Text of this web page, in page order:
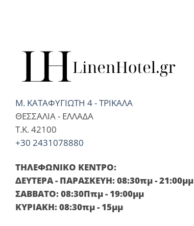
Μ. ΚΑΤΑΦΥΓΙΩΤΗ 4 - ΤΡΙΚΑΛΑ
ΘΕΣΣΑΛΙΑ - ΕΛΛΑΔΑ
T.K. 42100
+30 2431078880
ΤΗΛΕΦΩΝΙΚΟ ΚΕΝΤΡΟ:
ΔΕΥΤΕΡΑ - ΠΑΡΑΣΚΕΥΗ: 08:30πμ - 21:00μμ
ΣΑΒΒΑΤΟ: 08:30Ππμ - 19:00μμ
ΚΥΡΙΑΚΗ: 08:30πμ - 15μμ